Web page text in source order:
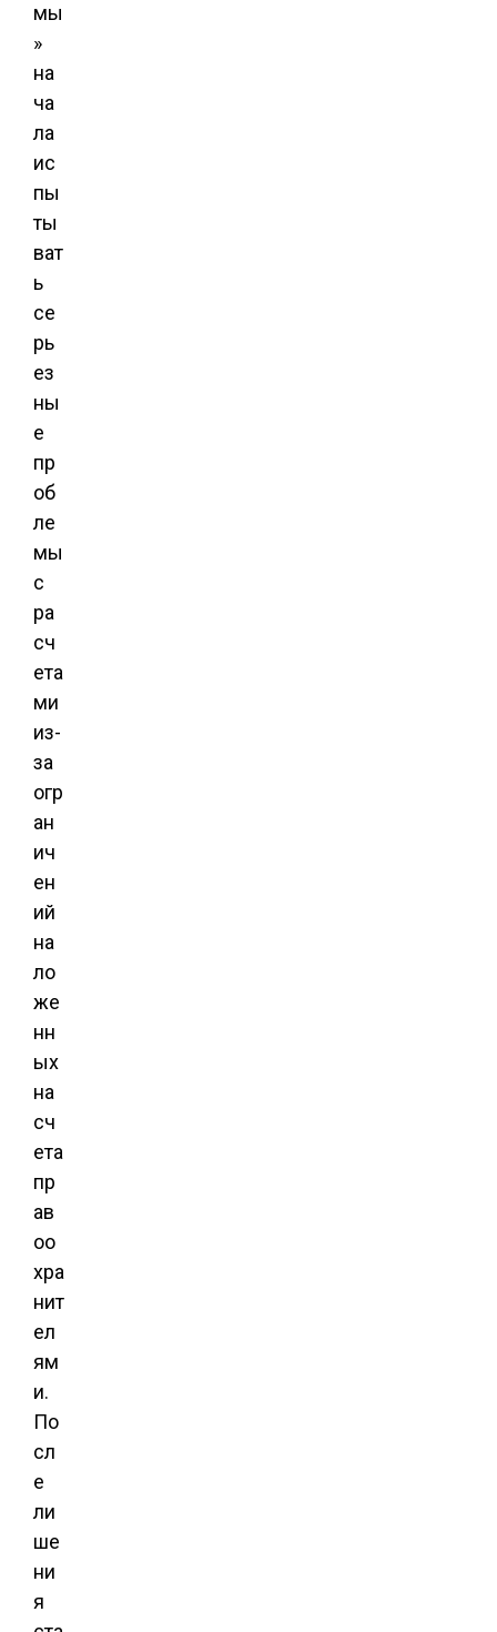
мы
»
на
ча
ла
ис
пы
ты
ват
ь
се
рь
ез
ны
е
пр
об
ле
мы
с
ра
сч
ета
ми
из-
за
огр
ан
ич
ен
ий
на
ло
же
нн
ых
на
сч
ета
пр
ав
оо
хра
нит
ел
ям
и.
По
сл
е
ли
ше
ни
я